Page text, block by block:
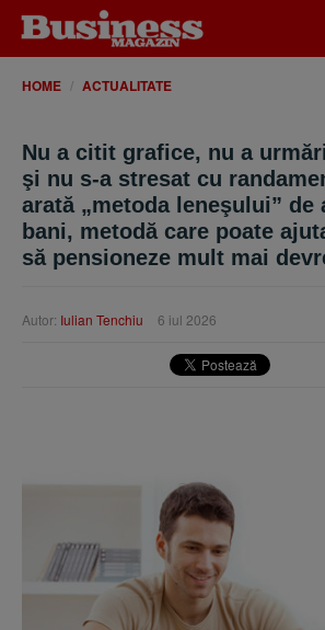
HOME ACTUALITATE
Nu a citit grafice, nu a
şi nu s-a stresat cu
arată „metoda leneşului” de
bani, metodă care poate
să pensioneze mult mai
Autor: Iulian Tenchiu 6 iul 2026